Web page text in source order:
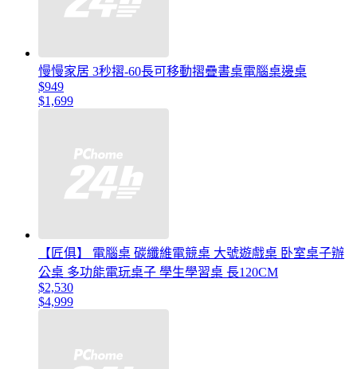
慢慢家居 3秒摺-60長可移動摺疊書桌電腦桌邊桌
$949
$1,699
【匠俱】 電腦桌 碳纖維電競桌 大號遊戲桌 卧室桌子辦
公桌 多功能電玩桌子 學生學習桌 長120CM
$2,530
$4,999